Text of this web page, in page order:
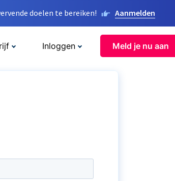
doelen te bereiken! Aanmelden
Inloggen Meld je nu aan